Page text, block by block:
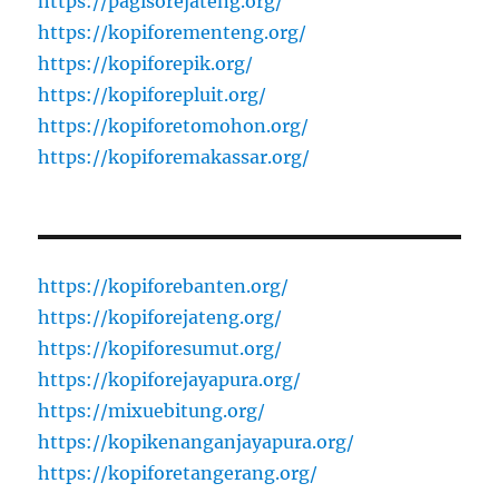
https://kopiforementeng.org/
https://kopiforepik.org/
https://kopiforepluit.org/
https://kopiforetomohon.org/
https://kopiforemakassar.org/
https://kopiforebanten.org/
https://kopiforejateng.org/
https://kopiforesumut.org/
https://kopiforejayapura.org/
https://mixuebitung.org/
https://kopikenanganjayapura.org/
https://kopiforetangerang.org/